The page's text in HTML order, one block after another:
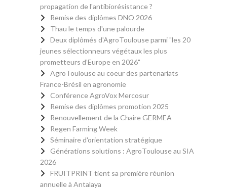
propagation de l'antibiorésistance ?
Remise des diplômes DNO 2026
Thau le temps d'une palourde
Deux diplômés d'AgroToulouse parmi "les 20
jeunes sélectionneurs végétaux les plus
prometteurs d’Europe en 2026"
AgroToulouse au coeur des partenariats
France-Brésil en agronomie
Conférence AgroVox Mercosur
Remise des diplômes promotion 2025
Renouvellement de la Chaire GERMEA
Regen Farming Week
Séminaire d'orientation stratégique
Générations solutions : AgroToulouse au SIA
2026
FRUITPRINT tient sa première réunion
annuelle à Antalaya